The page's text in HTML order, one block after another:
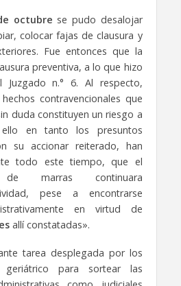
octubre se pudo desalojar
colocar fajas de clausura y
Fue entonces que la
preventiva, a lo que hizo
n.° 6. Al respecto,
contravencionales que
duda constituyen un riesgo a
en tanto los presuntos
su accionar reiterado, han
todo este tiempo, que el
de marras continuara
pese a encontrarse
en virtud de
allí constatadas».
tarea desplegada por los
geriátrico para sortear las